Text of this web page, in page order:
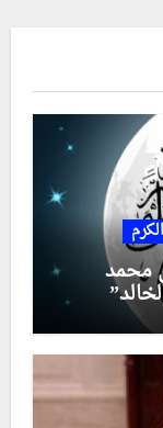
محمد